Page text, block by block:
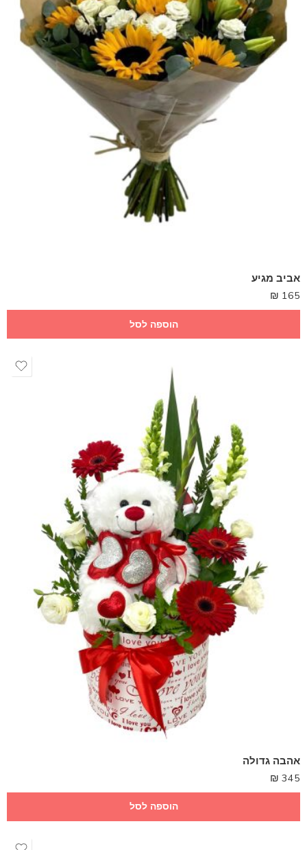
אביב מגיע
165
₪
הוספה לסל
אהבה גדולה
345
₪
הוספה לסל